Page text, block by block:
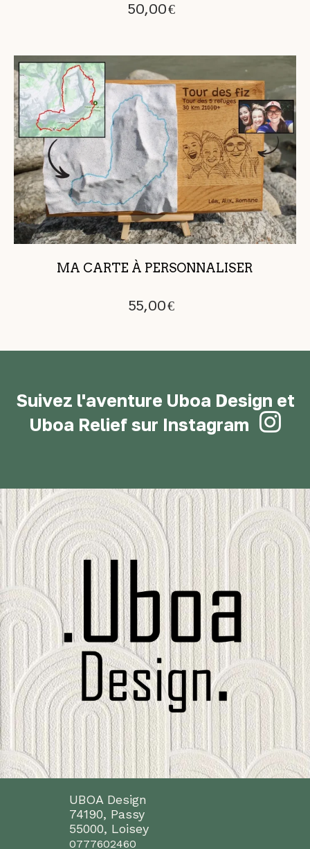
50,00€
MA CARTE À PERSONNALISER
55,00€
Suivez l'aventure Uboa Design et
Uboa Relief sur Instagram 
UBOA Design
74190, Passy
55000, Loisey
0777602460